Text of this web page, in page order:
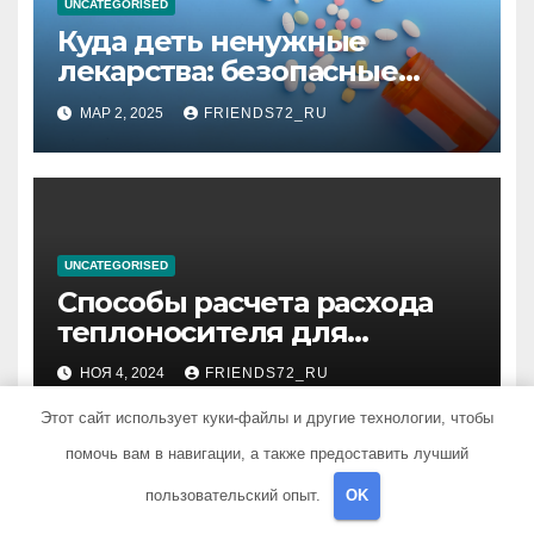
UNCATEGORISED
Куда деть ненужные
лекарства: безопасные
способы утилизации
МАР 2, 2025 FRIENDS72_RU
UNCATEGORISED
Способы расчета расхода
теплоносителя для
системы отопления
НОЯ 4, 2024 FRIENDS72_RU
Добавить комментарий
Этот сайт использует куки-файлы и другие технологии, чтобы
помочь вам в навигации, а также предоставить лучший
пользовательский опыт. OK